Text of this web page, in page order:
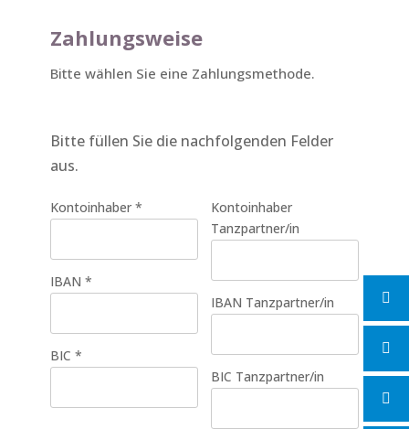
Zahlungsweise
Bitte wählen Sie eine Zahlungsmethode.
Bitte füllen Sie die nachfolgenden Felder
aus.
Kontoinhaber *
IBAN *
BIC *
Kontoinhaber
Tanzpartner/in
IBAN Tanzpartner/in
BIC Tanzpartner/in